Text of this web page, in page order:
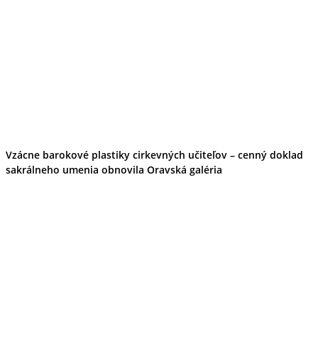
Vzácne barokové plastiky cirkevných učiteľov – cenný doklad
sakrálneho umenia obnovila Oravská galéria